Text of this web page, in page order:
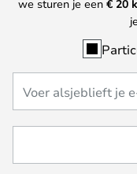
we sturen je een € 20